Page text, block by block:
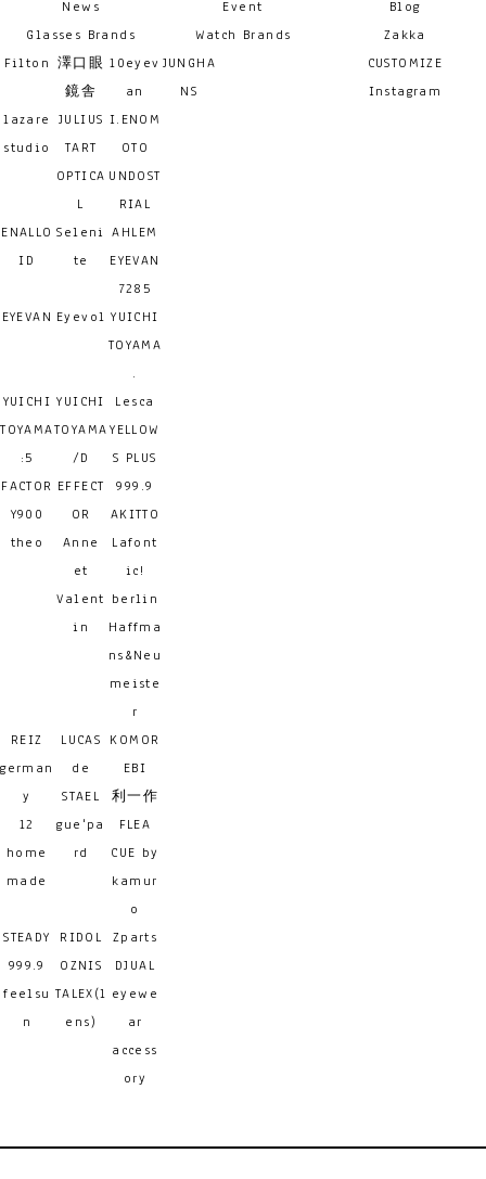
News Event
Blog
Glasses Brands
Filton 澤口眼
鏡舎
10eyev
an
lazare
studio
JULIUS
TART
OPTICA
L
I.ENOM
OTO
UNDOST
RIAL
ENALLO
ID
Seleni
te
AHLEM
EYEVAN
7285
EYEVAN Eyevol YUICHI
TOYAMA
.
YUICHI
TOYAMA
:5
YUICHI
TOYAMA
/D
Lesca
YELLOW
S PLUS
FACTOR
Y900
EFFECT
OR
999.9
AKITTO
theo
Anne
et
Valent
in
Lafont
ic!
berlin
Haffma
ns&Neu
meiste
r
REIZ
german
y
LUCAS
de
STAEL
KOMOR
EBI
利一作
12
home
made
gue'pa
rd
FLEA
CUE by
kamur
o
STEADY
RIDOL
Zparts
999.9
feelsu
n
OZNIS
DJUAL
TALEX(l
ens)
eyewe
ar
access
ory
Watch Brands
JUNGHA
NS
Zakka
CUSTOMIZE
Instagram